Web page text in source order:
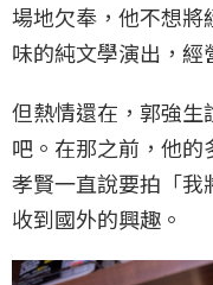
場地欠奉，他不想將
味的純文學演出，經
但熱情還在，郭強
吧。在那之前，他
孝賢一直說要拍「我
收到國外的興趣。